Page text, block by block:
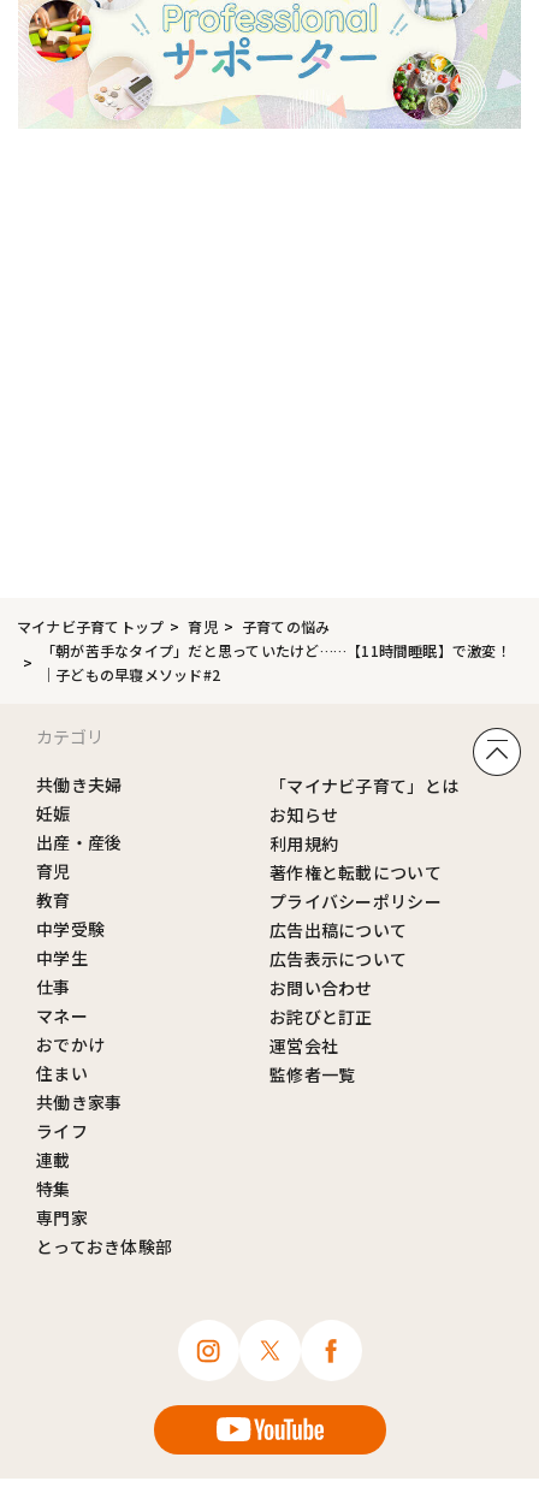
マイナビ子育てトップ 育児
子育ての悩み
「朝が苦手なタイプ」だと思っていたけど……【11時間睡眠】で激変！
｜子どもの早寝メソッド#2
カテゴリ
共働き夫婦
妊娠
出産・産後
育児
教育
中学受験
中学生
仕事
マネー
おでかけ
住まい
共働き家事
ライフ
連載
特集
専門家
とっておき体験部
「マイナビ子育て」とは
お知らせ
利用規約
著作権と転載について
プライバシーポリシー
広告出稿について
広告表示について
お問い合わせ
お詫びと訂正
運営会社
監修者一覧